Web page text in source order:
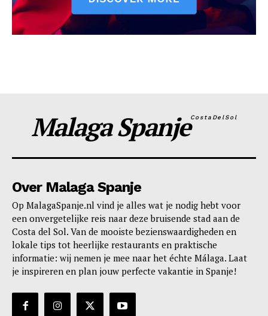
Malaga SpanjeCostaDelSol
Over Malaga Spanje
Op MalagaSpanje.nl vind je alles wat je nodig hebt voor
een onvergetelijke reis naar deze bruisende stad aan de
Costa del Sol. Van de mooiste bezienswaardigheden en
lokale tips tot heerlijke restaurants en praktische
informatie: wij nemen je mee naar het échte Málaga. Laat
je inspireren en plan jouw perfecte vakantie in Spanje!